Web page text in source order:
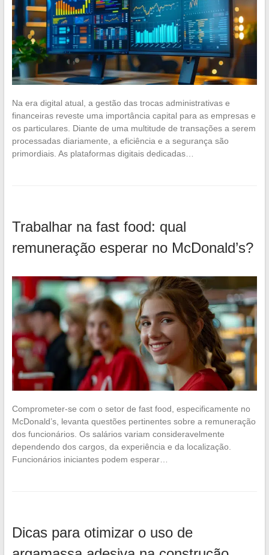
Na era digital atual, a gestão das trocas administrativas e
financeiras reveste uma importância capital para as empresas e
os particulares. Diante de uma multitude de transações a serem
processadas diariamente, a eficiência e a segurança são
primordiais. As plataformas digitais dedicadas…
Trabalhar na fast food: qual
remuneração esperar no McDonald’s?
Comprometer-se com o setor de fast food, especificamente no
McDonald’s, levanta questões pertinentes sobre a remuneração
dos funcionários. Os salários variam consideravelmente
dependendo dos cargos, da experiência e da localização.
Funcionários iniciantes podem esperar…
Dicas para otimizar o uso de